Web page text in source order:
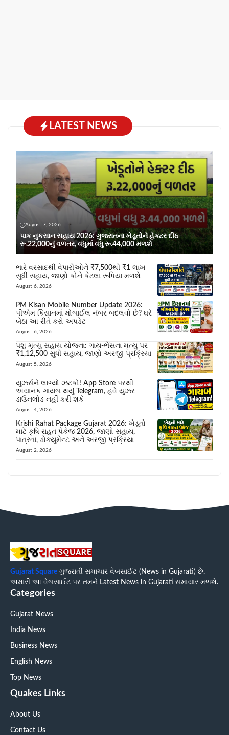
LATEST NEWS
August 7, 2026
પાક નુકસાન સહાય 2026: ગુજરાતના ખેડૂતોને હેક્ટર દીઠ
રૂ.22,000નું વળતર, વધુમાં વધુ રૂ.44,000 મળશે
ભારે વરસાદથી વેપારીઓને ₹7,500થી ₹1 લાખ
સુધી સહાય, જાણો કોને કેટલા રૂપિયા મળશે
August 6, 2026
PM Kisan Mobile Number Update 2026:
પીએમ કિસાનમાં મોબાઈલ નંબર બદલવો છે? ઘરે
બેઠા આ રીતે કરો અપડેટ
August 6, 2026
પશુ મૃત્યુ સહાય યોજના: ગાય-ભેંસના મૃત્યુ પર
₹1,12,500 સુધી સહાય, જાણો અરજી પ્રક્રિયા
August 5, 2026
યુઝર્સને લાગ્યો ઝટકો! App Store પરથી
અચાનક ગાયબ થયું Telegram, હવે યુઝર
ડાઉનલોડ નહીં કરી શકે
August 4, 2026
Krishi Rahat Package Gujarat 2026: ખેડૂતો
માટે કૃષિ રાહત પેકેજ 2026, જાણો સહાય,
પાત્રતા, ડોક્યુમેન્ટ અને અરજી પ્રક્રિયા
August 2, 2026
Gujarat Square ગુજરાતી સમાચાર વેબસાઈટ (News in Gujarati) છે.
અમારી આ વેબસાઈટ પર તમને Latest News in Gujarati સમાચાર મળશે.
Categories
Gujarat News
India News
Business News
English News
Top News
Quakes Links
About Us
Contact Us